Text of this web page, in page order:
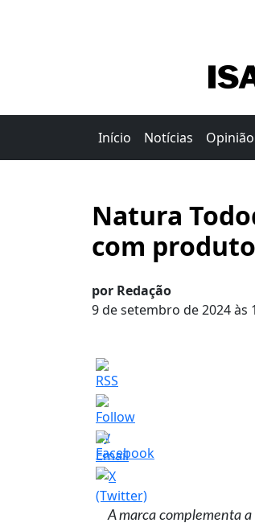
Início Notícias Opinião
Natura
com
por Redação
9 de setembro de 2024 às
A marca complementa